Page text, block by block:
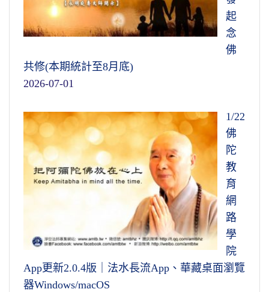
起
念
佛
共修(本期統計至8月底)
2026-07-01
1/22
佛
陀
教
育
網
路
學
院
App更新2.0.4版｜法水長流App、華藏桌面瀏覽
器Windows/macOS